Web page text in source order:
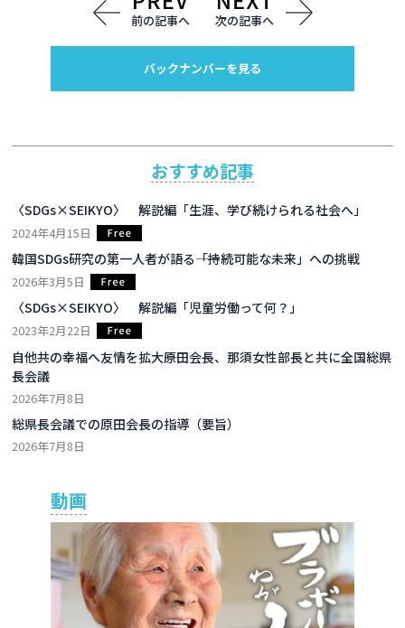
前の記事へ 次の記事へ
バックナンバーを見る
おすすめ記事
〈SDGs×SEIKYO〉 解説編「生涯、学び続けられる社会へ」
2024年4月15日
韓国SDGs研究の第一人者が語る――「持続可能な未来」への挑戦
2026年3月5日
〈SDGs×SEIKYO〉 解説編「児童労働って何？」
2023年2月22日
自他共の幸福へ友情を拡大――原田会長、那須女性部長と共に全国総県
長会議
2026年7月8日
総県長会議での原田会長の指導（要旨）
2026年7月8日
動画